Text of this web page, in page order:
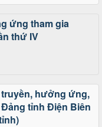
ứng tham gia
thứ IV
hưởng ứng,
tỉnh Điện Biên